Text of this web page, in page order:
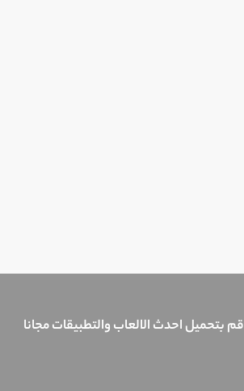
قم بتحميل احدث الالعاب والتطبيقات مجانا